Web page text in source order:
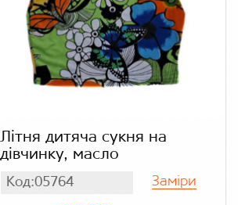
Літня дитяча сукня на
дівчинку, масло
Код:05764 Заміри